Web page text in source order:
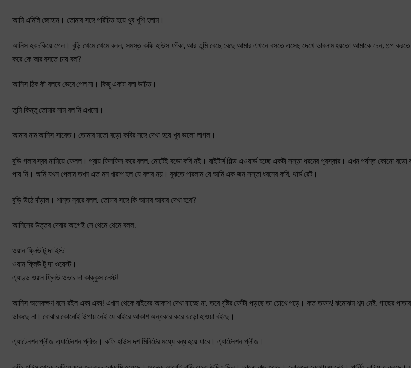
আমি এমিলি জোহান। তোমার সঙ্গে পরিচিত হয়ে খুব খুশি হলাম।
আনিস হকচকিয়ে গেল। বুড়ি থেমে থেমে বলল, সমস্ত কফি হাউস ফাঁকা, আর তুমি বেছে বেছে আমার এখানে বসতে এসেছ দেখে ভাবলাম হয়তো আমাকে চেন, গল্প করতে
করে কে আর বসতে চায় বল?
আনিস ঠিক কী বলবে ভেবে পেল না। কিছু একটা বলা উচিত।
তুমি কিন্তু তোমার নাম বল নি এখনো।
আমার নাম আনিস সাবেত। তোমার মতো বড়ো কবির সঙ্গে দেখা হয়ে খুব ভালো লাগল।
বুড়ি গলার স্বর নামিয়ে ফেলল। প্রায় ফিসফিস করে বলল, মোটেই বড়ো কবি নই। রাইটার্স গিল্ড এওয়ার্ড হচ্ছে একটা সস্তা ধরনের পুরস্কার। এখন পর্যন্ত কোনো বড়ো
পায় নি। আমি যখন পেলাম তখন এত মন খারাপ হল যে বলার নয়। বুঝতে পারলাম যে আমি এক জন সস্তা ধরনের কবি, থার্ড রেট।
বুড়ি উঠে দাঁড়াল। শান্ত স্বরে বলল, তোমার সঙ্গে কি আমার আবার দেখা হবে?
আনিসের উত্তর দেবার আগেই সে থেমে থেমে বলল,
ওয়ান ফ্লিউ টু দা ইস্ট
ওয়ান ফ্লিউ টু দা ওয়েস্ট।
এ্যাণ্ড ওয়ান ফ্লিউ ওভার দা কাক্কুস নেস্ট!
আনিস অনেকক্ষণ বসে রইল একা একা! এখান থেকে বাইরের আকাশ দেখা যাচ্ছে না, তবে বৃষ্টির ফোঁটা পড়ছে তা চোখে পড়ে। কত তফাৎ! ঝমোঝম শব্দ নেই, গাছের পাতার
ডাকছে না। বোঝার কোনোই উপায় নেই যে বাইরে আকাশ অন্ধকার করে ঝড়ো হাওয়া বইছে।
এ্যাটেনশন প্লীজ এ্যাটেনশন প্লীজ। কফি হাউস দশ মিনিটের মধ্যে বন্ধ হয়ে যাবে। এ্যাটেনশন প্লীজ।